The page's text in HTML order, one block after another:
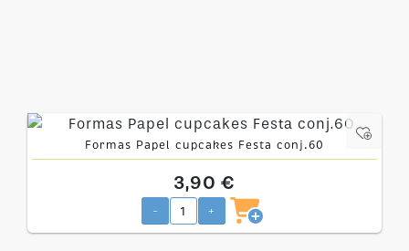
Formas Papel cupcakes Festa conj.60
3,90 €
- +